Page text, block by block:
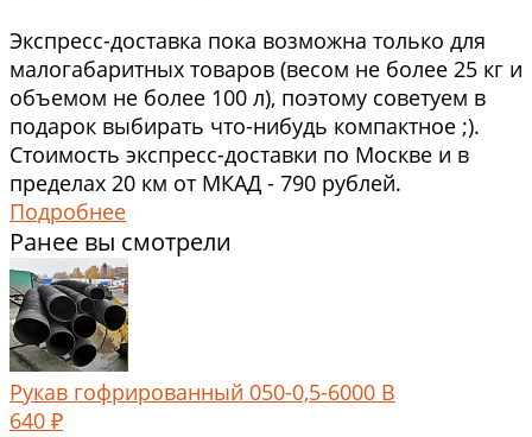
Экспресс-доставка пока возможна только для
малогабаритных товаров (весом не более 25 кг и
объемом не более 100 л), поэтому советуем в
подарок выбирать что-нибудь компактное ;).
Стоимость экспресс-доставки по Москве и в
пределах 20 км от МКАД - 790 рублей.
Подробнее
Ранее вы смотрели
Рукав гофрированный 050-0,5-6000 В
640 ₽